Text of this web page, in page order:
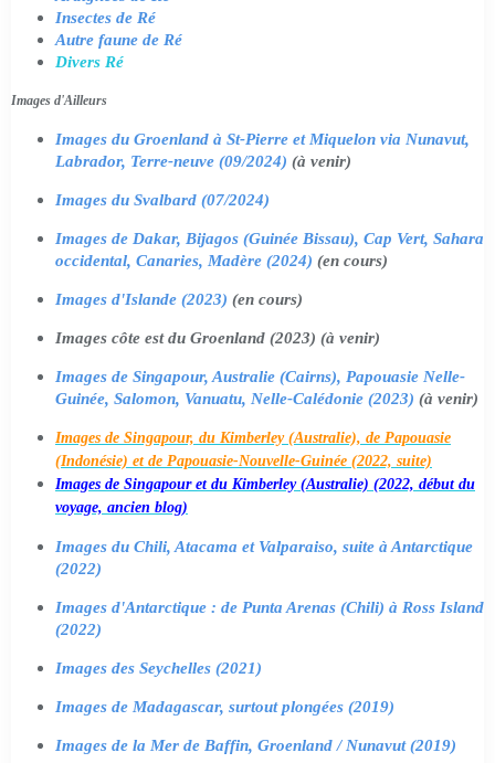
Insectes de Ré
Autre faune de Ré
Divers Ré
Images d'Ailleurs
Images du Groenland à St-Pierre et Miquelon via Nunavut,
Labrador, Terre-neuve (09/2024) (à venir)
Images du Svalbard (07/2024)
Images de Dakar, Bijagos (Guinée Bissau), Cap Vert, Sahara
occidental, Canaries, Madère (2024) (en cours)
Images d'Islande (2023) (en cours)
Images côte est du Groenland (2023) (à venir)
Images de Singapour, Australie (Cairns), Papouasie Nelle-
Guinée, Salomon, Vanuatu, Nelle-Calédonie (2023) (à venir)
Images de Singapour, du Kimberley (Australie), de Papouasie
(Indonésie) et de Papouasie-Nouvelle-Guinée (2022, suite)
Images de Singapour et du Kimberley (Australie) (2022, début du
voyage, ancien blog)
Images du Chili, Atacama et Valparaiso, suite à Antarctique
(2022)
Images d'Antarctique : de Punta Arenas (Chili) à Ross Island
(2022)
Images des Seychelles (2021)
Images de Madagascar, surtout plongées (2019)
Images de la Mer de Baffin, Groenland / Nunavut (2019)